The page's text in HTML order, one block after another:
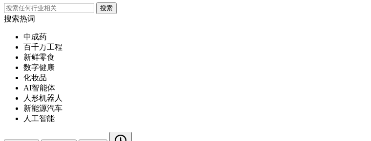
搜索
搜索热词
中成药
百千万工程
新鲜零食
数字健康
化妆品
AI智能体
人形机器人
新能源汽车
人工智能